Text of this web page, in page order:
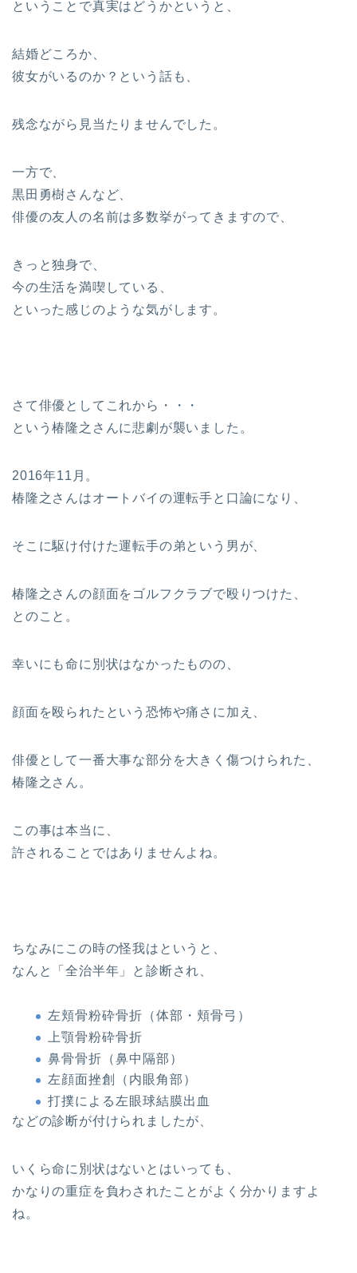
ということで真実はどうかというと、
結婚どころか、
彼女がいるのか？という話も、
残念ながら見当たりませんでした。
一方で、
黒田勇樹さんなど、
俳優の友人の名前は多数挙がってきますので、
きっと独身で、
今の生活を満喫している、
といった感じのような気がします。
さて俳優としてこれから・・・
という椿隆之さんに悲劇が襲いました。
2016年11月。
椿隆之さんはオートバイの運転手と口論になり、
そこに駆け付けた運転手の弟という男が、
椿隆之さんの顔面をゴルフクラブで殴りつけた、
とのこと。
幸いにも命に別状はなかったものの、
顔面を殴られたという恐怖や痛さに加え、
俳優として一番大事な部分を大きく傷つけられた、
椿隆之さん。
この事は本当に、
許されることではありませんよね。
ちなみにこの時の怪我はというと、
なんと「全治半年」と診断され、
左頬骨粉砕骨折（体部・頬骨弓）
上顎骨粉砕骨折
鼻骨骨折（鼻中隔部）
左顔面挫創（内眼角部）
打撲による左眼球結膜出血
などの診断が付けられましたが、
いくら命に別状はないとはいっても、
かなりの重症を負わされたことがよく分かりますよ
ね。